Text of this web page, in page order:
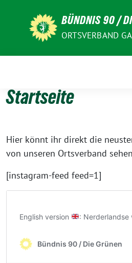
BÜNDNIS 90 /
ORTSVERBAND
Startseite
Hier könnt ihr direkt die
von unseren Ortsverband
[instagram-feed feed=1]